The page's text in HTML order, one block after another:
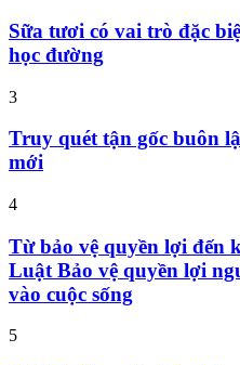
Sữa tươi có vai trò đặc
học đường
3
Truy quét tận gốc buôn
mới
4
Từ bảo vệ quyền lợi đến
Luật Bảo vệ quyền lợi
vào cuộc sống
5